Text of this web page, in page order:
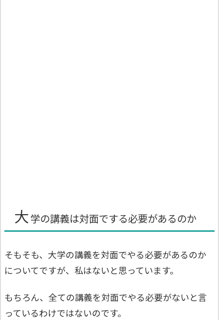
大学の講義は対面でする必要があるのか
そもそも、大学の講義を対面でやる必要があるのか
についてですが、私はないと思っています。
もちろん、全ての講義を対面でやる必要がないと言
っているわけではないのです。